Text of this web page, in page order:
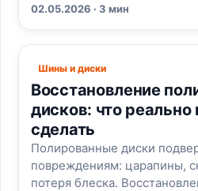
02.05.2026 · 3 мин
Шины и диски
Восстановление
дисков: что
сделать
Полированные диски
повреждениям: царапины,
потеря блеска.